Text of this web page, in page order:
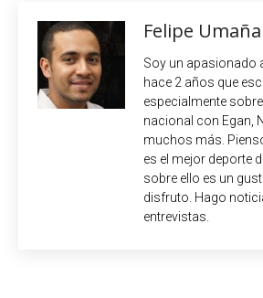
Felipe Umaña
Soy un apasionado
hace 2 años que
especialmente
nacional con Egan,
muchos más.
es el mejor deporte
sobre ello es un
disfruto. Hago
entrevistas.